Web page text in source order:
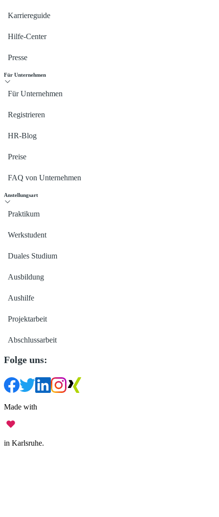
Karriereguide
Hilfe-Center
Presse
Für Unternehmen
Für Unternehmen
Registrieren
HR-Blog
Preise
FAQ von Unternehmen
Anstellungsart
Praktikum
Werkstudent
Duales Studium
Ausbildung
Aushilfe
Projektarbeit
Abschlussarbeit
Folge uns:
Made with
in Karlsruhe.